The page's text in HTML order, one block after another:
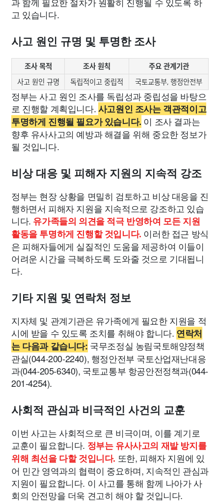
고 있습니다.
사고 원인 규명 및 투명한 조사
조사 목적 조사 원칙
주요 관계기관
사고 원인 규명
독립적이고 중립적 국토교통부, 행정안전부
정부는 사고 원인 조사를 독립성과 중립성을 바탕으
로 진행할 계획입니다.사고원인 조사는 객관적이고
투명하게 진행될 필요가 있습니다. 이 조사 결과는
향후 유사사고의 예방과 해결을 위해 중요한 정보가
될 것입니다.
비상 대응 및 피해자 지원의 지속적 강조
정부는 현장 상황을 면밀히 검토하고 비상 대응을 진
행하면서 피해자 지원을 지속적으로 강조하고 있습
니다. 유가족들의 의견을 적극 반영하여 모든 지원
활동을 투명하게 진행할 것입니다. 이러한 접근 방식
은 피해자들에게 실질적인 도움을 제공하여 이들이
어려운 시간을 극복하도록 도와줄 것으로 기대됩니
다.
기타 지원 및 연락처 정보
지자체 및 관계기관은 유가족에게 필요한 지원을 적
시에 받을 수 있도록 조치를 취해야 합니다. 연락처
는 다음과 같습니다: 국무조정실 농림국토해양정책
관실(044-200-2240), 행정안전부 국토산업재난대응
과(044-205-6340), 국토교통부 항공안전정책과(044-
201-4254).
사회적 관심과 비극적인 사건의 교훈
이번 사고는 사회적으로 큰 비극이며, 이를 계기로
교훈이 필요합니다. 정부는 유사사고의 재발 방지를
위해 최선을 다할 것입니다. 또한, 피해자 지원에 있
어 민간 영역과의 협력이 중요하며, 지속적인 관심과
지원이 필요합니다. 이 사고를 통해 함께 나아가 사
회의 안전망을 더욱 견고히 해야 할 것입니다.